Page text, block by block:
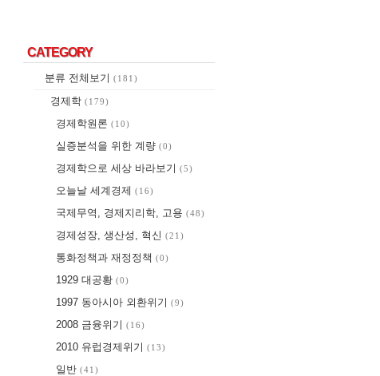
CATEGORY
CATEGORY
분류 전체보기 (181)
경제학 (179)
경제학원론 (10)
실증분석을 위한 계량 (0)
경제학으로 세상 바라보기 (5)
오늘날 세계경제 (16)
국제무역, 경제지리학, 고용 (48)
경제성장, 생산성, 혁신 (21)
통화정책과 재정정책 (0)
1929 대공황 (0)
1997 동아시아 외환위기 (9)
2008 금융위기 (16)
2010 유럽경제위기 (13)
일반 (41)